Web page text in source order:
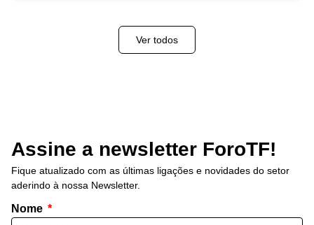
Ver todos
Assine a newsletter ForoTF!
Fique atualizado com as últimas ligações e novidades do setor
aderindo à nossa Newsletter.
Nome